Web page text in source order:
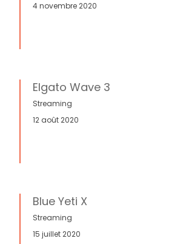
4 novembre 2020
Elgato Wave 3
Streaming
12 août 2020
Blue Yeti X
Streaming
15 juillet 2020